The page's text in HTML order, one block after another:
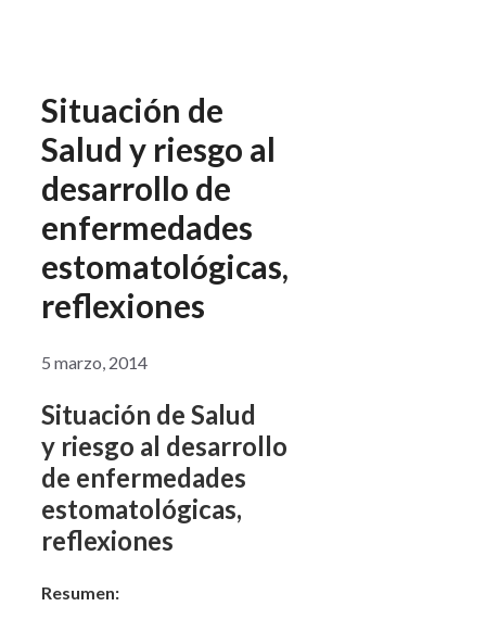
Situación de
Salud y riesgo al
desarrollo de
enfermedades
estomatológicas,
reflexiones
5 marzo, 2014
Situación de Salud
y riesgo al desarrollo
de enfermedades
estomatológicas,
reflexiones
Resumen: